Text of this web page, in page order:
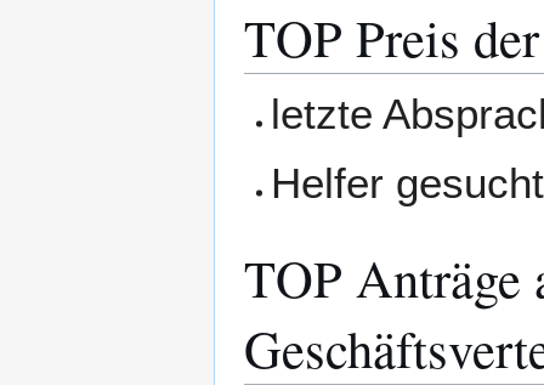
TOP Preis
letzte
Helfer gesucht
TOP Anträge